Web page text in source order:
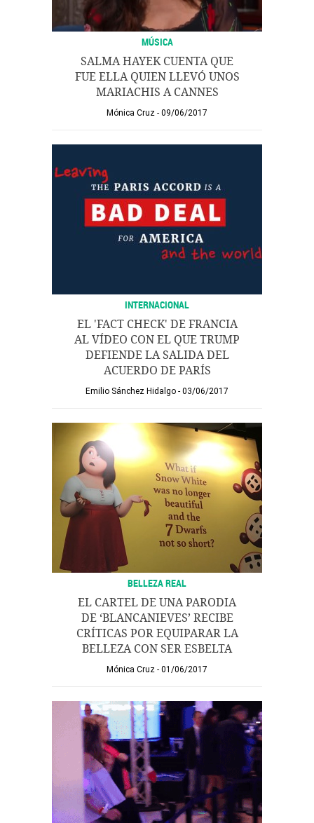
MÚSICA
SALMA HAYEK CUENTA QUE
FUE ELLA QUIEN LLEVÓ UNOS
MARIACHIS A CANNES
Mónica Cruz 09/06/2017
INTERNACIONAL
EL 'FACT CHECK' DE FRANCIA
AL VÍDEO CON EL QUE TRUMP
DEFIENDE LA SALIDA DEL
ACUERDO DE PARÍS
Emilio Sánchez Hidalgo 03/06/2017
BELLEZA REAL
EL CARTEL DE UNA PARODIA
DE ‘BLANCANIEVES’ RECIBE
CRÍTICAS POR EQUIPARAR LA
BELLEZA CON SER ESBELTA
Mónica Cruz 01/06/2017